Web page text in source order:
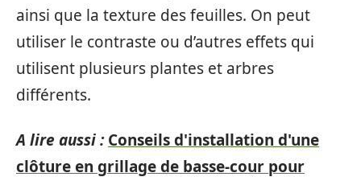
ainsi que la texture des feuilles. On peut
utiliser le contraste ou d’autres effets qui
utilisent plusieurs plantes et arbres
différents.
A lire aussi : Conseils d'installation d'une
clôture en grillage de basse-cour pour